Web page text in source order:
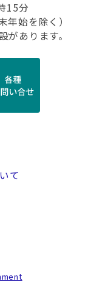
15分
年始を除く）
あります。
て